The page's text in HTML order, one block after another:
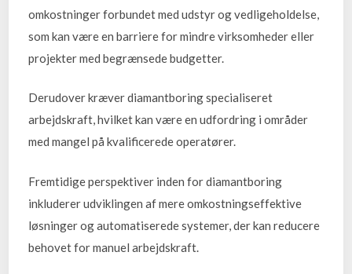
omkostninger forbundet med udstyr og vedligeholdelse,
som kan være en barriere for mindre virksomheder eller
projekter med begrænsede budgetter.
Derudover kræver diamantboring specialiseret
arbejdskraft, hvilket kan være en udfordring i områder
med mangel på kvalificerede operatører.
Fremtidige perspektiver inden for diamantboring
inkluderer udviklingen af mere omkostningseffektive
løsninger og automatiserede systemer, der kan reducere
behovet for manuel arbejdskraft.